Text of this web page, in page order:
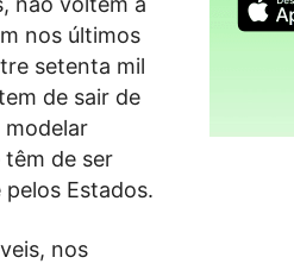
nos últimos
setenta mil
de sair de
têm de ser
Estados.
nos